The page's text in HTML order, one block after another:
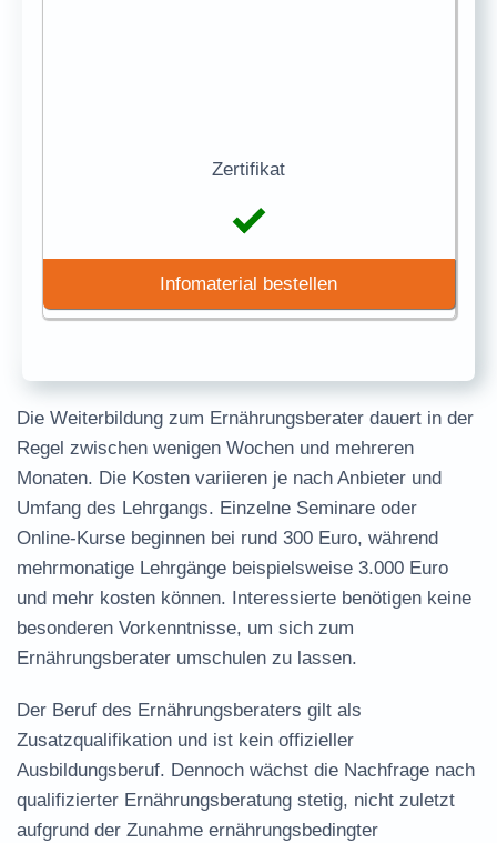
Zertifikat
Infomaterial bestellen
Die Weiterbildung zum Ernährungsberater dauert in der
Regel zwischen wenigen Wochen und mehreren
Monaten. Die Kosten variieren je nach Anbieter und
Umfang des Lehrgangs. Einzelne Seminare oder
Online-Kurse beginnen bei rund 300 Euro, während
mehrmonatige Lehrgänge beispielsweise 3.000 Euro
und mehr kosten können. Interessierte benötigen keine
besonderen Vorkenntnisse, um sich zum
Ernährungsberater umschulen zu lassen.
Der Beruf des Ernährungsberaters gilt als
Zusatzqualifikation und ist kein offizieller
Ausbildungsberuf. Dennoch wächst die Nachfrage nach
qualifizierter Ernährungsberatung stetig, nicht zuletzt
aufgrund der Zunahme ernährungsbedingter